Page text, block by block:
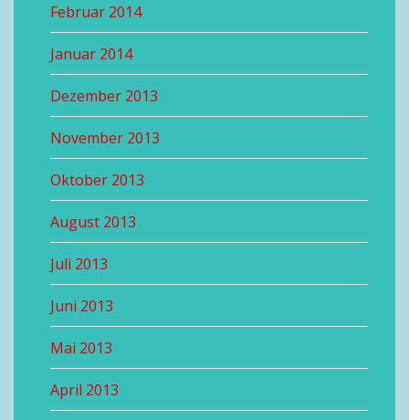
Februar 2014
Januar 2014
Dezember 2013
November 2013
Oktober 2013
August 2013
Juli 2013
Juni 2013
Mai 2013
April 2013